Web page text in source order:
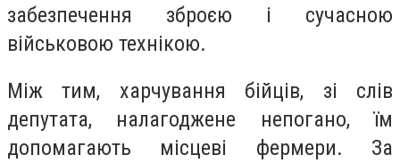
забезпечення зброєю і сучасною
військовою технікою.
Між тим, харчування бійців, зі слів
депутата, налагоджене непогано, їм
допомагають місцеві фермери. За